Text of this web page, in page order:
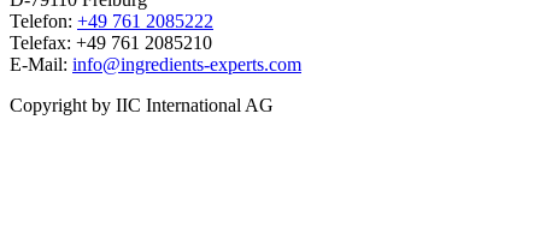
Telefon: +49 761 2085222
Telefax: +49 761 2085210
E-Mail: info@ingredients-experts.com
Copyright by IIC International AG